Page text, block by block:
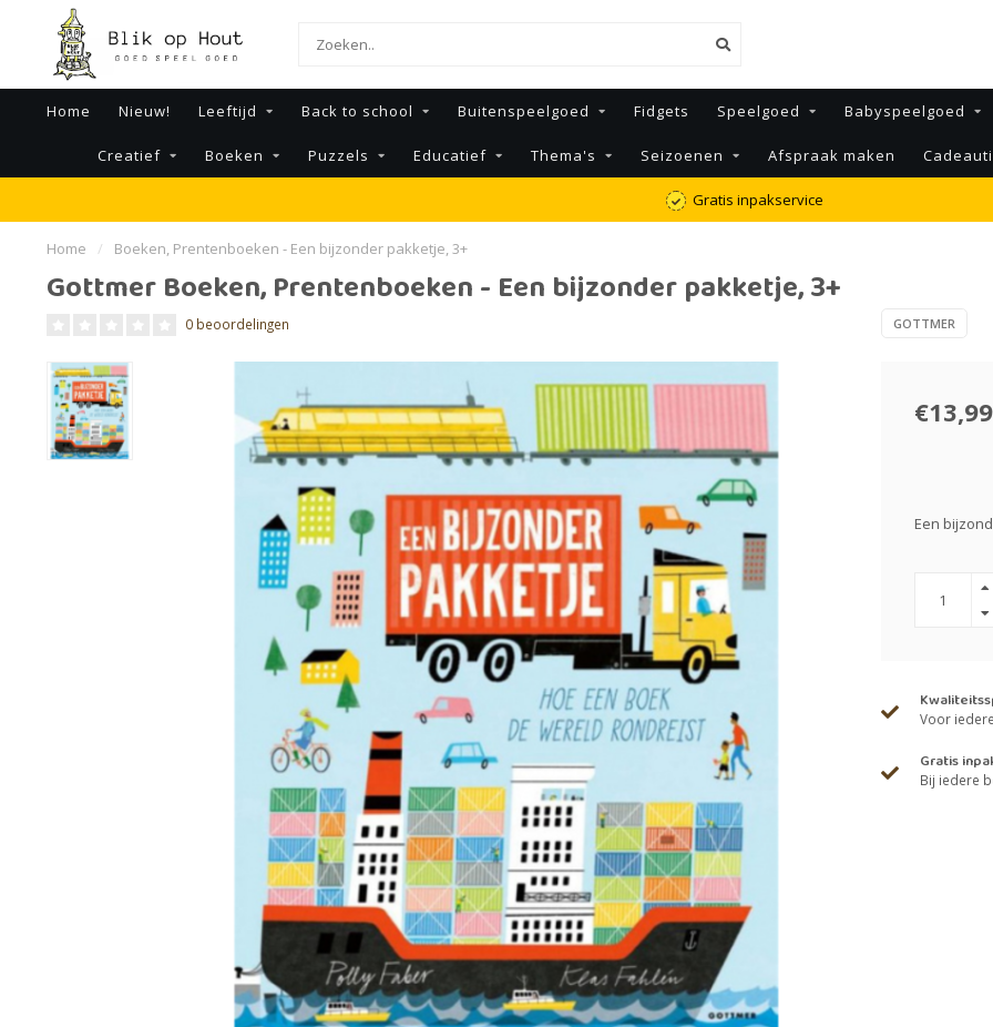
Home Nieuw! Leeftijd Back to school Buitenspeelgoed Fidgets Speelgoed Babyspeelgoed
Creatief Boeken Puzzels Educatief Thema's Seizoenen Afspraak maken
Gratis inpakservice
Home / Boeken, Prentenboeken - Een bijzonder pakketje, 3+
Gottmer Boeken, Prentenboeken - Een bijzonder pakketje, 3+
0 beoordelingen GOTTMER
€13,99
Een
Voor
Gratis
Bij iedere